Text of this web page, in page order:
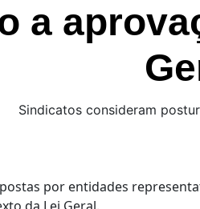
a
Sindicatos consideram